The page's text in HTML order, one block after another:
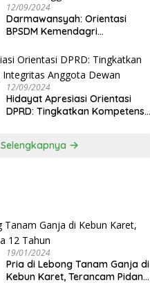
12/09/2024
Darmawansyah: Orientasi
BPSDM Kemendagri
Anggota DPRD
12/09/2024
Hidayat Apresiasi Orientasi
DPRD: Tingkatkan Kompetensi
Selengkapnya
19/01/2024
Pria di Lebong Tanam Ganja di
Kebun Karet, Terancam Pidana